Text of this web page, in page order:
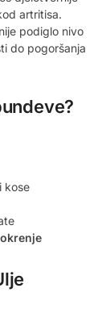
artritisa.
podiglo nivo
do pogoršanja
kose